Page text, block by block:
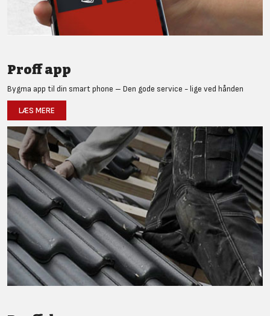
Proff app
Bygma app til din smart phone – Den gode service - lige ved hånden
LÆS MERE